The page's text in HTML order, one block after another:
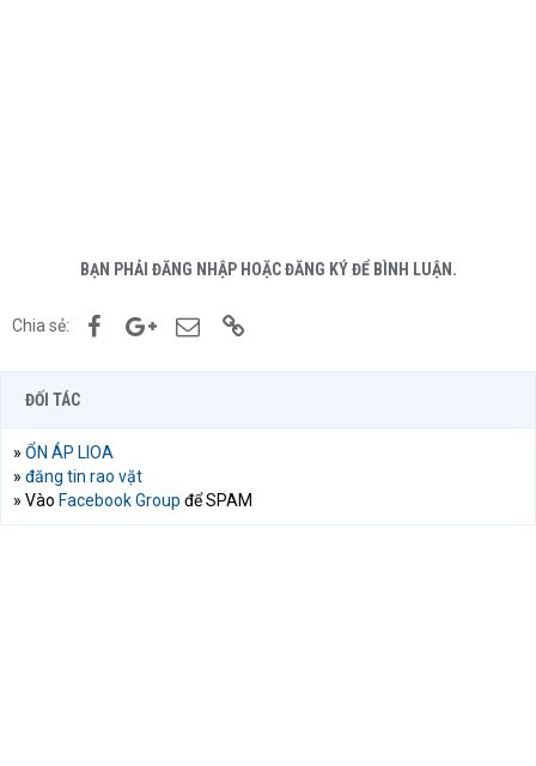
BẠN PHẢI ĐĂNG NHẬP HOẶC ĐĂNG KÝ ĐỂ BÌNH LUẬN.
Chia sẻ: FacebookGoogle+Email
ĐỐI TÁC
» ỔN ÁP LIOA
» đăng tin rao vặt
» Vào Facebook Group để SPAM